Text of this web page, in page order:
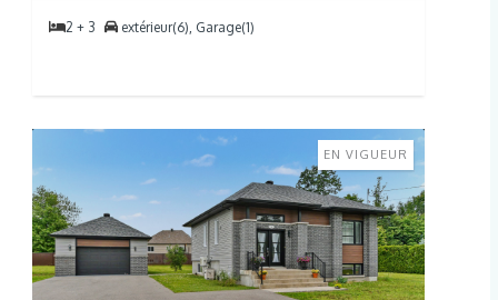
2 + 3 extérieur(6), Garage(1)
EN VIGUEUR